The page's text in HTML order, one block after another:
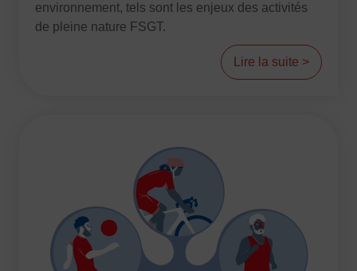
environnement, tels sont les enjeux des activités
de pleine nature FSGT.
Lire la suite >